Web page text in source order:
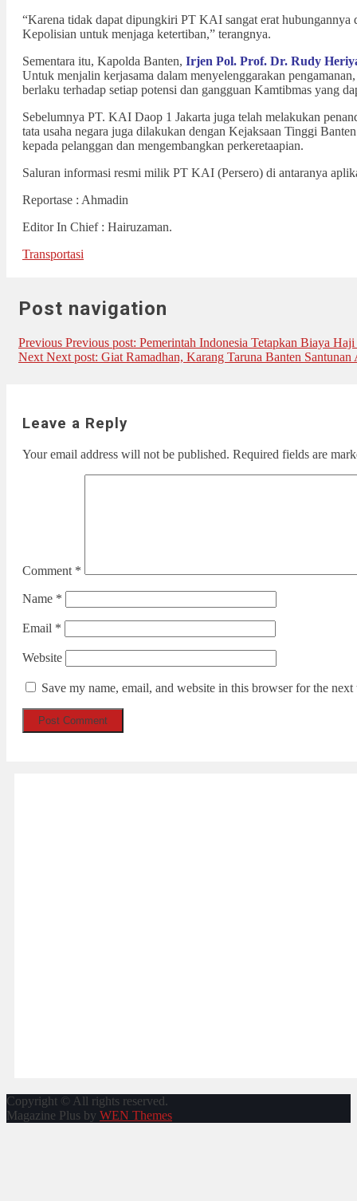
“Karena tidak dapat dipungkiri PT KAI sangat erat hubungannya
Kepolisian untuk menjaga ketertiban,” terangnya.
Sementara itu, Kapolda Banten, Irjen Pol. Prof. Dr. Rudy
Untuk menjalin kerjasama dalam menyelenggarakan
berlaku terhadap setiap potensi dan gangguan Kamtibmas yang
Sebelumnya PT. KAI Daop 1 Jakarta juga telah melakukan
tata usaha negara juga dilakukan dengan Kejaksaan Tinggi
kepada pelanggan dan mengembangkan perkeretaapian.
Saluran informasi resmi milik PT KAI (Persero) di antaranya
Reportase : Ahmadin
Editor In Chief : Hairuzaman.
Transportasi
Post navigation
Previous Previous post: Pemerintah Indonesia Tetapkan Biaya
Next Next post: Giat Ramadhan, Karang Taruna Banten Santunan
Leave a Reply
Your email address will not be published. Required fields are
Comment *
Name *
Email *
Website
Save my name, email, and website in this browser for the
Copyright © All rights reserved.
Magazine Plus by WEN Themes